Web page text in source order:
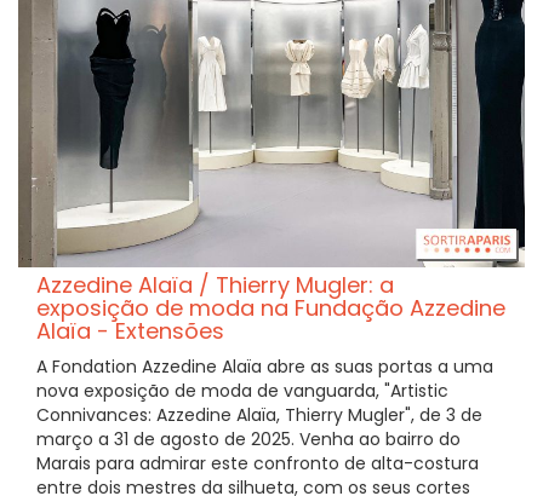
Azzedine Alaïa / Thierry Mugler: a
exposição de moda na Fundação Azzedine
Alaïa - Extensões
A Fondation Azzedine Alaïa abre as suas portas a uma
nova exposição de moda de vanguarda, "Artistic
Connivances: Azzedine Alaïa, Thierry Mugler", de 3 de
março a 31 de agosto de 2025. Venha ao bairro do
Marais para admirar este confronto de alta-costura
entre dois mestres da silhueta, com os seus cortes